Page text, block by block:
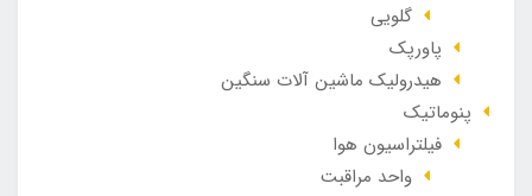
گلویی
پاورپک
هیدرولیک ماشین آلات سنگین
پنوماتیک
فیلتراسیون هوا
واحد مراقبت